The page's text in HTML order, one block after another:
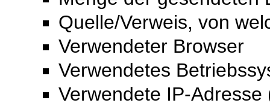
Quelle/Verweis, von
Verwendeter Browser
Verwendetes
Verwendete IP-